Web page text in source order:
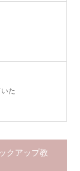
た
クアップ教